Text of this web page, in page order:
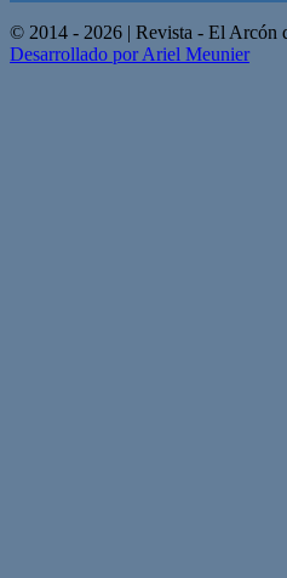
© 2014 - 2026 | Revista - El Arcón
Desarrollado por Ariel Meunier